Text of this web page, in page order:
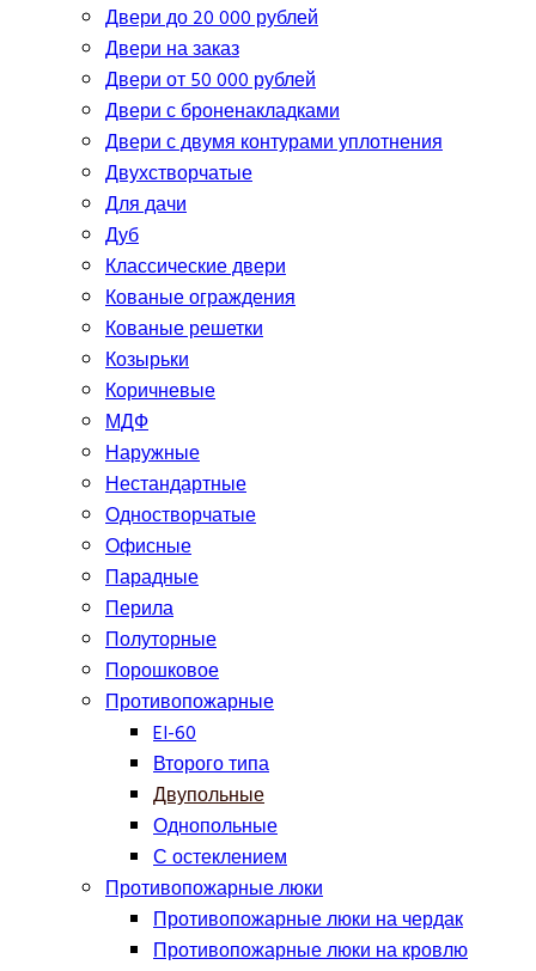
Двери до 20 000 рублей
Двери на заказ
Двери от 50 000 рублей
Двери с броненакладками
Двери с двумя контурами уплотнения
Двухстворчатые
Для дачи
Дуб
Классические двери
Кованые ограждения
Кованые решетки
Козырьки
Коричневые
МДФ
Наружные
Нестандартные
Одностворчатые
Офисные
Парадные
Перила
Полуторные
Порошковое
Противопожарные
EI-60
Второго типа
Двупольные
Однопольные
С остеклением
Противопожарные люки
Противопожарные люки на чердак
Противопожарные люки на кровлю